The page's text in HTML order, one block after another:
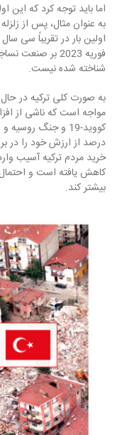
اما باید توجه کرد که این
اولین بار در تقریباً سی
فوریه 2023 بر
شناخته شده نیست.
به صورت کلی ترکیه در
مواجه است که ناشی از
درصد از ارزش خود را در
خرید مردم ترکیه آسیب
کاهش یافته است و احتمال
بیشتر کند.